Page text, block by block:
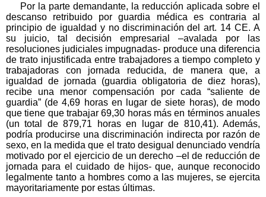
Por la parte demandante, la reducción aplicada sobre el
descanso retribuido por guardia médica es contraria al
principio de igualdad y no discriminación del art. 14 CE. A
su juicio, tal decisión empresarial –avalada por las
resoluciones judiciales impugnadas- produce una diferencia
de trato injustificada entre trabajadores a tiempo completo y
trabajadoras con jornada reducida, de manera que, a
igualdad de jornada (guardia obligatoria de diez horas),
recibe una menor compensación por cada “saliente de
guardia” (de 4,69 horas en lugar de siete horas), de modo
que tiene que trabajar 69,30 horas más en términos anuales
(un total de 879,71 horas en lugar de 810,41). Además,
podría producirse una discriminación indirecta por razón de
sexo, en la medida que el trato desigual denunciado vendría
motivado por el ejercicio de un derecho –el de reducción de
jornada para el cuidado de hijos- que, aunque reconocido
legalmente tanto a hombres como a las mujeres, se ejercita
mayoritariamente por estas últimas.